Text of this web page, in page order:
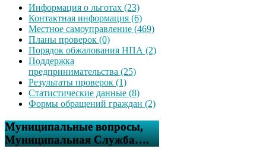
Информация о льготах (23)
Контактная информация (6)
Местное самоуправление (469)
Планы проверок (0)
Порядок обжалования НПА (2)
Поддержка
предпринимательства (25)
Результаты проверок (1)
Статистические данные (8)
Формы обращений граждан (2)
Муниципальные вопросы,
Муниципальная Служба….